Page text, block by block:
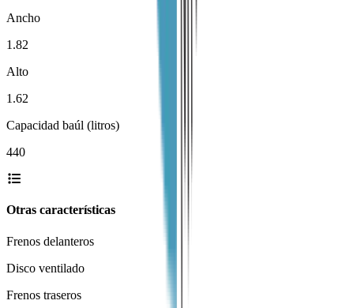
Ancho
1.82
Alto
1.62
Capacidad baúl (litros)
440
Otras características
Frenos delanteros
Disco ventilado
Frenos traseros